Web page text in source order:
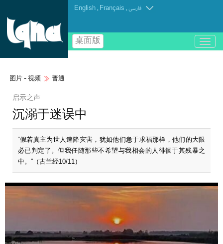
English . Français .فارسی
桌面版
باز
و
图片 - 视频 普通
启示之声
沉溺于迷误中
“假若真主为世人速降灾害，犹如他们急于求福那样，他们的大限
必已判定了。但我任随那些不希望与我相会的人徘徊于其残暴之
中。”（古兰经10/11）